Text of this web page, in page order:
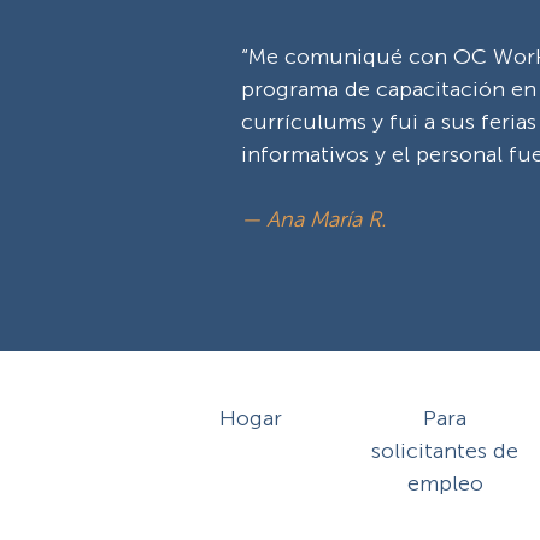
“Me comuniqué con OC
programa de capacitación
currículums y fui a sus
informativos y el personal
— Ana María R.
Hogar
Para
solicitantes de
empleo